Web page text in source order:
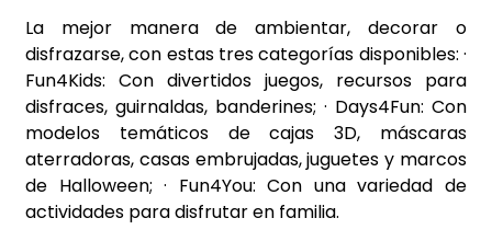
La mejor manera de ambientar, decorar o
disfrazarse, con estas tres categorías disponibles: ·
Fun4Kids: Con divertidos juegos, recursos para
disfraces, guirnaldas, banderines; · Days4Fun: Con
modelos temáticos de cajas 3D, máscaras
aterradoras, casas embrujadas, juguetes y marcos
de Halloween; · Fun4You: Con una variedad de
actividades para disfrutar en familia.